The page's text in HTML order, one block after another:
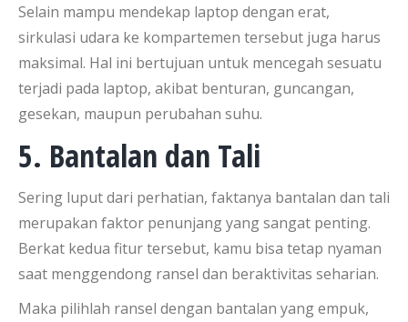
Selain mampu mendekap laptop dengan erat,
sirkulasi udara ke kompartemen tersebut juga harus
maksimal. Hal ini bertujuan untuk mencegah sesuatu
terjadi pada laptop, akibat benturan, guncangan,
gesekan, maupun perubahan suhu.
5. Bantalan dan Tali
Sering luput dari perhatian, faktanya bantalan dan tali
merupakan faktor penunjang yang sangat penting.
Berkat kedua fitur tersebut, kamu bisa tetap nyaman
saat menggendong ransel dan beraktivitas seharian.
Maka pilihlah ransel dengan bantalan yang empuk,